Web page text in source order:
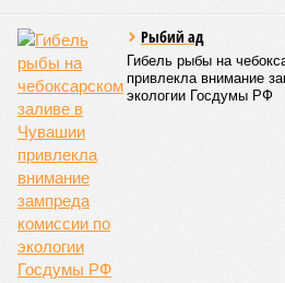
Рыбий ад
Гибель рыбы на
привлекла внимание
экологии Госдумы РФ